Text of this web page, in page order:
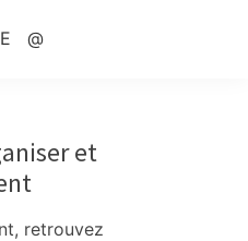
@
et
retrouvez